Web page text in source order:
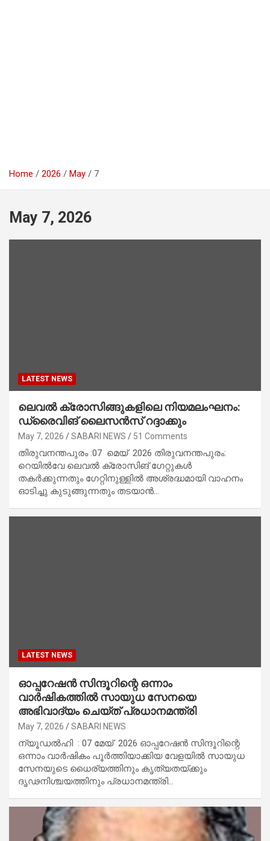
Home 2026 May 7
May 7, 2026
LATEST NEWS
ലെവൽ ക്രോസിങ്ങുകളിലെ നിയമലംഘനം:
ഡ്രൈവിങ് ലൈസൻസ് റദ്ദാക്കും
May 7, 2026 SABARI NEWS 51 Comments
തിരുവനന്തപുരം :07 മെയ് 2026 തിരുവനന്തപുരം:
റെയിൽവേ ലെവൽ ക്രോസിങ് ഗേറ്റുകൾ
തകർക്കുന്നതും ഗേറ്റിനുള്ളിൽ അശ്രദ്ധമായി വാഹനം
ഓടിച്ചു കുടുങ്ങുന്നതും തടയാൻ…
LATEST NEWS
ഓപ്പറേഷൻ സിന്ദൂറിന്റെ ഒന്നാം
വാർഷികത്തിൽ സായുധ സേനയെ
അഭിവാദ്യം ചെയ്ത് പ്രധാനമന്ത്രി
May 7, 2026 SABARI NEWS
ന്യൂഡൽഹി : 07 മേയ് 2026 ഓപ്പറേഷൻ സിന്ദൂറിന്റെ
ഒന്നാം വാർഷികം പൂർത്തിയാക്കിയ വേളയിൽ സായുധ
സേനയുടെ ധൈര്യത്തിനും കൃത്യതയ്ക്കും
ദൃഢനിശ്ചയത്തിനും പ്രധാനമന്ത്രി…